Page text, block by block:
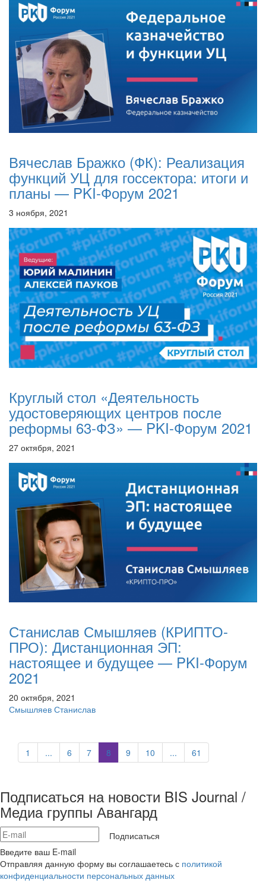
Вячеслав Бражко (ФК): Реализация
функций УЦ для госсектора: итоги и
планы — PKI-Форум 2021
3 ноября, 2021
Круглый стол «Деятельность
удостоверяющих центров после
реформы 63-ФЗ» — PKI-Форум 2021
27 октября, 2021
Станислав Смышляев (КРИПТО-
ПРО): Дистанционная ЭП:
настоящее и будущее — PKI-Форум
2021
20 октября, 2021
Смышляев Станислав
1 ... 6 7 8 9 10 ... 61
Подписаться на новости BIS Journal /
Медиа группы Авангард
Подписаться
Введите ваш E-mail
Отправляя данную форму вы соглашаетесь с политикой
конфиденциальности персональных данных